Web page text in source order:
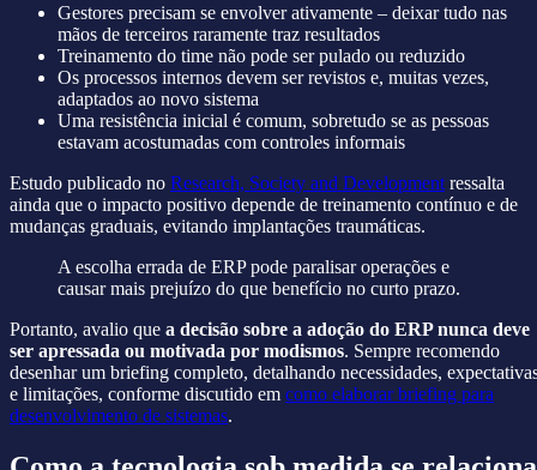
Gestores precisam se envolver ativamente – deixar tudo nas
mãos de terceiros raramente traz resultados
Treinamento do time não pode ser pulado ou reduzido
Os processos internos devem ser revistos e, muitas vezes,
adaptados ao novo sistema
Uma resistência inicial é comum, sobretudo se as pessoas
estavam acostumadas com controles informais
Estudo publicado no Research, Society and Development ressalta
ainda que o impacto positivo depende de treinamento contínuo e de
mudanças graduais, evitando implantações traumáticas.
A escolha errada de ERP pode paralisar operações e
causar mais prejuízo do que benefício no curto prazo.
Portanto, avalio que a decisão sobre a adoção do ERP nunca deve
ser apressada ou motivada por modismos. Sempre recomendo
desenhar um briefing completo, detalhando necessidades,
e limitações, conforme discutido em como elaborar briefing para
desenvolvimento de sistemas.